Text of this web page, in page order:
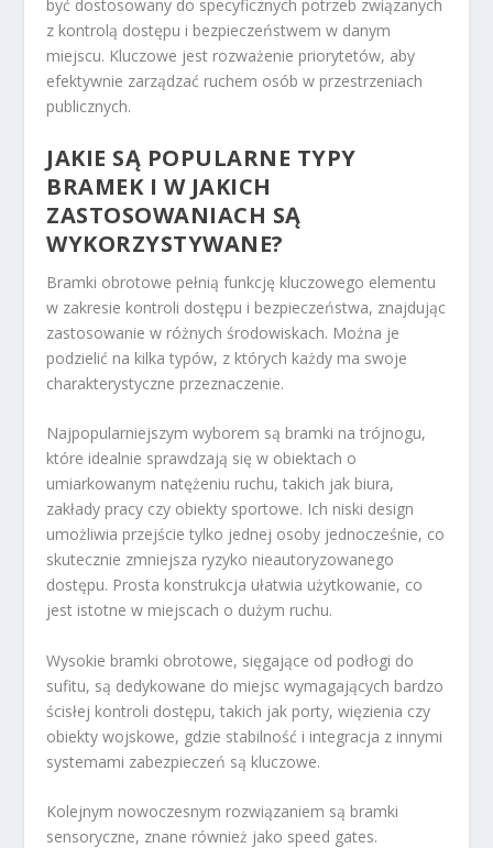
być dostosowany do specyficznych potrzeb związanych
z kontrolą dostępu i bezpieczeństwem w danym
miejscu. Kluczowe jest rozważenie priorytetów, aby
efektywnie zarządzać ruchem osób w przestrzeniach
publicznych.
JAKIE SĄ POPULARNE TYPY
BRAMEK I W JAKICH
ZASTOSOWANIACH SĄ
WYKORZYSTYWANE?
Bramki obrotowe pełnią funkcję kluczowego elementu
w zakresie kontroli dostępu i bezpieczeństwa, znajdując
zastosowanie w różnych środowiskach. Można je
podzielić na kilka typów, z których każdy ma swoje
charakterystyczne przeznaczenie.
Najpopularniejszym wyborem są bramki na trójnogu,
które idealnie sprawdzają się w obiektach o
umiarkowanym natężeniu ruchu, takich jak biura,
zakłady pracy czy obiekty sportowe. Ich niski design
umożliwia przejście tylko jednej osoby jednocześnie, co
skutecznie zmniejsza ryzyko nieautoryzowanego
dostępu. Prosta konstrukcja ułatwia użytkowanie, co
jest istotne w miejscach o dużym ruchu.
Wysokie bramki obrotowe, sięgające od podłogi do
sufitu, są dedykowane do miejsc wymagających bardzo
ścisłej kontroli dostępu, takich jak porty, więzienia czy
obiekty wojskowe, gdzie stabilność i integracja z innymi
systemami zabezpieczeń są kluczowe.
Kolejnym nowoczesnym rozwiązaniem są bramki
sensoryczne, znane również jako speed gates.